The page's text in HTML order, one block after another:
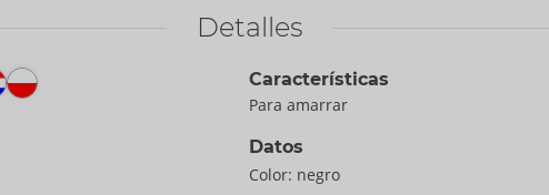
Detalles
Características
Para amarrar
Datos
Color: negro